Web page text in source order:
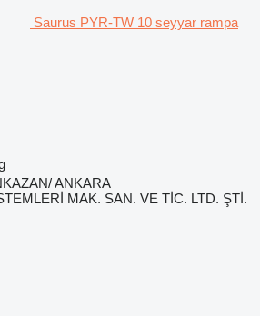
Saurus PYR-TW 10 seyyar rampa
ANKARA
MAK. SAN. VE TİC. LTD. ŞTİ.